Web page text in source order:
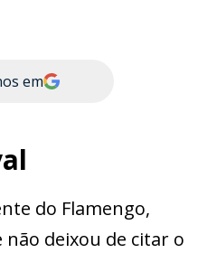
em
do Flamengo,
não deixou de citar o